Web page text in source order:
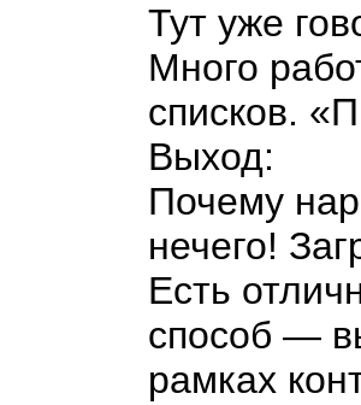
Тут уже
Много
списков.
Выход:
Почему
нечего!
Есть
способ —
рамках